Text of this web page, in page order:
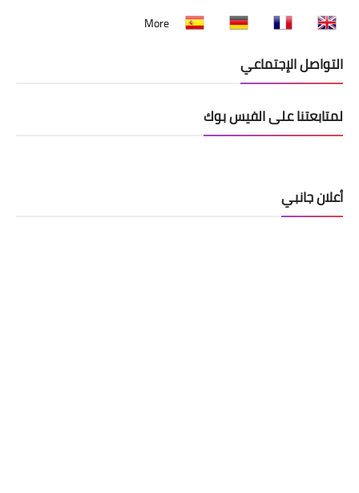
More
التواصل الإجتماعي
لمتابعتنا على الفيس بوك
أعلان جانبي